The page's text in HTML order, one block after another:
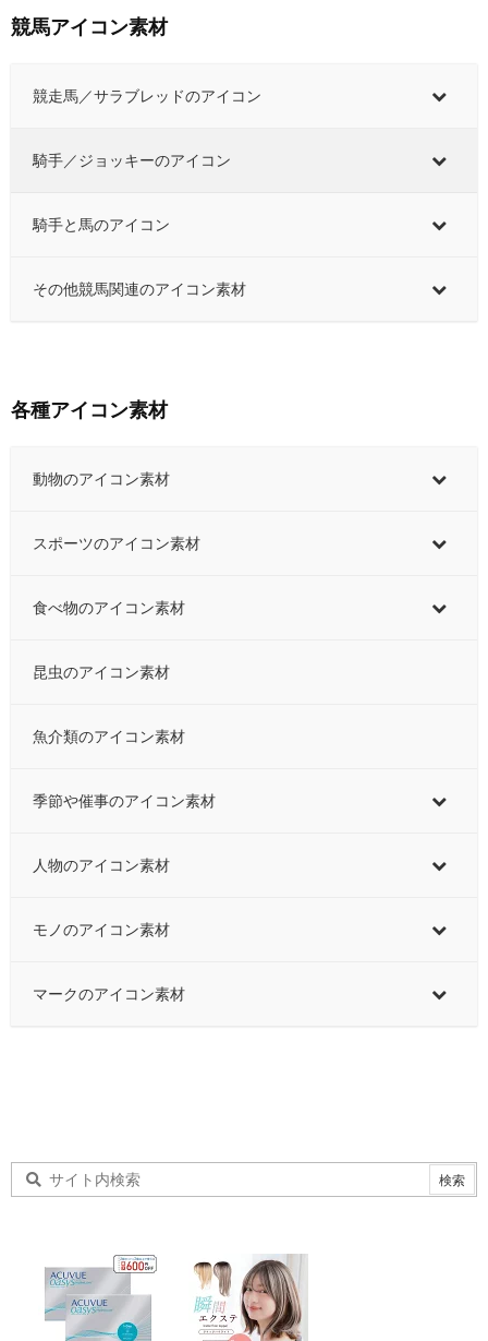
競馬アイコン素材
競走馬／サラブレッドのアイコン
騎手／ジョッキーのアイコン
騎手と馬のアイコン
その他競馬関連のアイコン素材
各種アイコン素材
動物のアイコン素材
スポーツのアイコン素材
食べ物のアイコン素材
昆虫のアイコン素材
魚介類のアイコン素材
季節や催事のアイコン素材
人物のアイコン素材
モノのアイコン素材
マークのアイコン素材